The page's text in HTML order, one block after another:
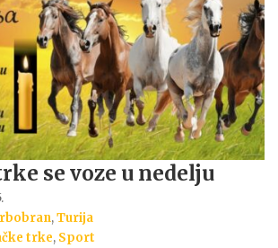
se voze u nedelju
,Turija
trke, Sport